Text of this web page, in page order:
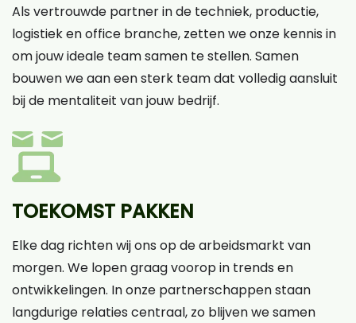
Als vertrouwde partner in de techniek, productie,
logistiek en office branche, zetten we onze kennis in
om jouw ideale team samen te stellen. Samen
bouwen we aan een sterk team dat volledig aansluit
bij de mentaliteit van jouw bedrijf.
TOEKOMST PAKKEN
Elke dag richten wij ons op de arbeidsmarkt van
morgen. We lopen graag voorop in trends en
ontwikkelingen. In onze partnerschappen staan
langdurige relaties centraal, zo blijven we samen